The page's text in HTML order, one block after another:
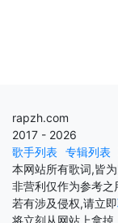
rapzh.com
2017 - 2026
歌手列表 专辑列表
本网站所有歌词,皆
非营利仅作为参考之
若有涉及侵权,请立即
将立刻从网站上拿